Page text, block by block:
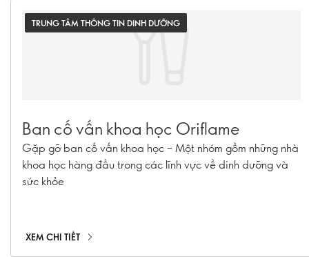
TRUNG TÂM THÔNG TIN DINH DƯỠNG
Ban cố vấn khoa học Oriflame
Gặp gỡ ban cố vấn khoa học – Một nhóm gồm những nhà
khoa học hàng đầu trong các lĩnh vực về dinh dưỡng và
sức khỏe
XEM CHI TIẾT